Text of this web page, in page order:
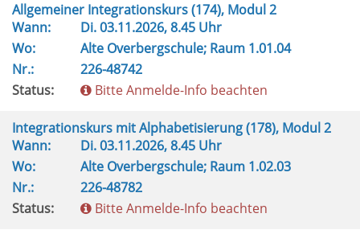
Allgemeiner Integrationskurs (174), Modul 2
Wann:
Di.03.11.2026, 8.45 Uhr
Wo:
Alte Overbergschule; Raum 1.01.04
Nr.:
226-48742
Status:
Bitte Anmelde-Info beachten
Integrationskurs mit Alphabetisierung (178), Modul 2
Wann:
Di.03.11.2026, 8.45 Uhr
Wo:
Alte Overbergschule; Raum 1.02.03
Nr.:
226-48782
Status:
Bitte Anmelde-Info beachten